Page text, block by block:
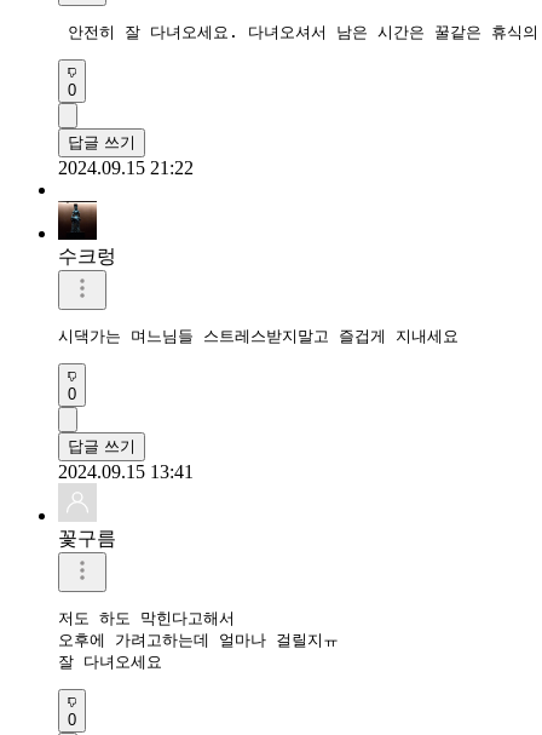
안전히 잘 다녀오세요. 다녀오셔서 남은 시간은 꿀같은 휴식
0
답글 쓰기
2024.09.15 21:22
수크렁
시댁가는 며느님들 스트레스받지말고 즐겁게 지내세요
0
답글 쓰기
2024.09.15 13:41
꽃구름
저도 하도 막힌다고해서
오후에 가려고하는데 얼마나 걸릴지ㅠ
잘 다녀오세요
0